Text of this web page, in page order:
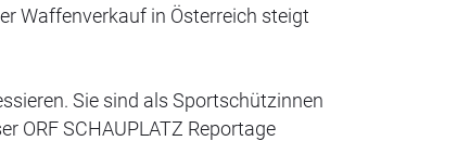
Waffenverkauf in Österreich steigt
Sie sind als Sportschützinnen
ORF SCHAUPLATZ Reportage